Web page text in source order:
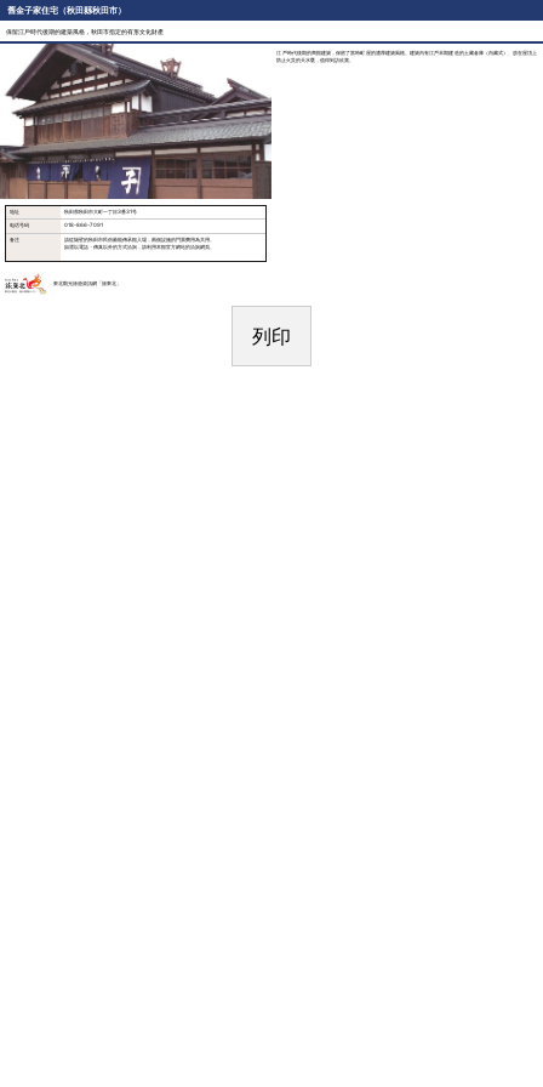
舊金子家住宅（秋田縣秋田市）
保留江戶時代後期的建築風格，秋田市指定的有形文化財產
江戶時代後期的商館建築，保留了當時町屋的濃厚建築風格。建築內有江戶末期建造的土藏倉庫（內藏式）、放在屋頂上
防止火災的天水甕，值得到訪欣賞。
地址 秋田県秋田市大町一丁目3番31号
电话号码 018-866-7091
备注
請從隔壁的秋田市民俗藝能傳承館入場，兩個設施的門票費用為共用。
如需以電話・傳真以外的方式洽詢，請利用本館官方網站的洽詢網頁。
東北觀光旅遊資訊網「旅東北」
列印